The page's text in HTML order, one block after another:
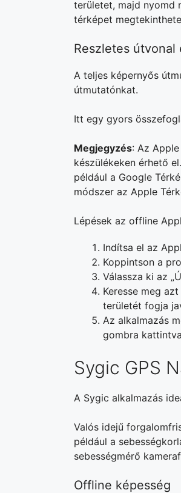
területet, majd nyomd
térképet
Reszletes útvonal
A teljes képernyős
útmutatónkat.
Itt egy gyors
Megjegyzés: Az
készülékeken érhető
például a Google
módszer az Apple
Lépések az offline
Indítsa el az
Koppintson a
Válassza ki az
Keresse meg
területét fogja
Az alkalmazás
gombra
Sygic GPS
A Sygic alkalmazás
Valós idejű
például a
sebességmérő
Offline képesség